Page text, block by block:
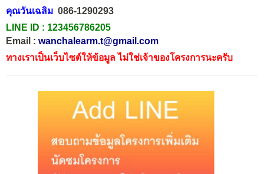
คุณวันเฉลิม 086-1290293
LINE ID : 123456786205
Email : wanchalearm.t@gmail.com
ทางเราเป็นเว็บไซต์ให้ข้อมูล ไม่ใช่เจ้าของโครงการนะครับ